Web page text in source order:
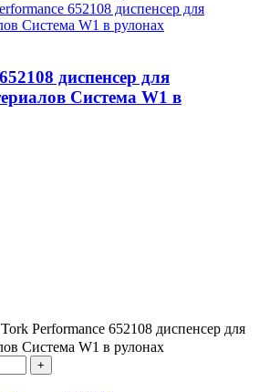
диспенсер для
Система W1 в
Performance 652108 диспенсер для
Система W1 в рулонах